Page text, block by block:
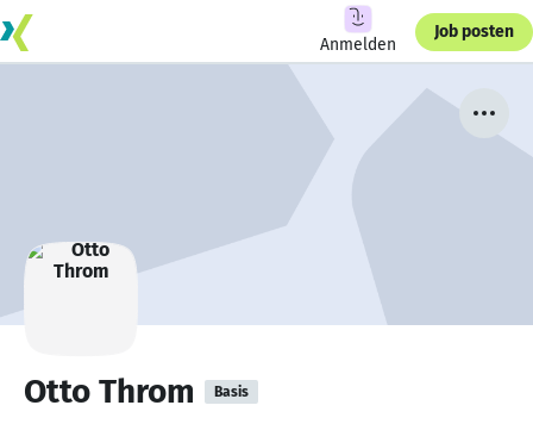
Anmelden
Job posten
Otto Throm Basis